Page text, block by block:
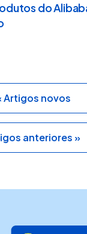
do
Artigos novos
anteriores »